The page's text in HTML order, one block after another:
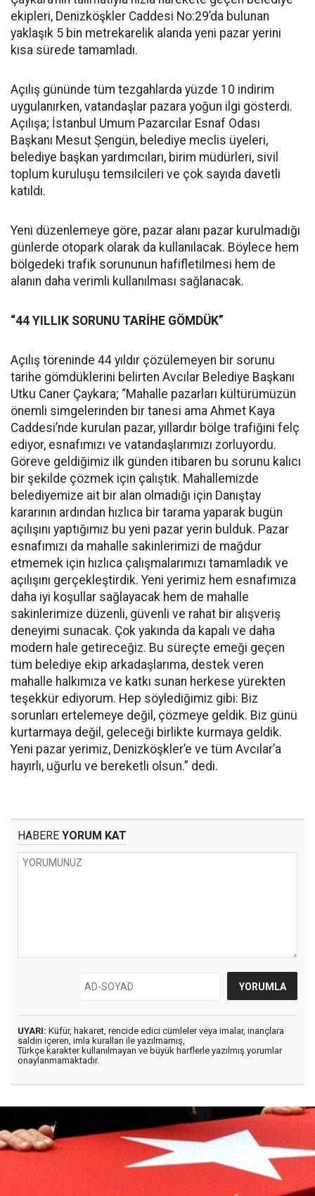
ekipleri, Denizköşkler Caddesi No:29’da bulunan
yaklaşık 5 bin metrekarelik alanda yeni pazar yerini
kısa sürede tamamladı.
Açılış gününde tüm tezgahlarda yüzde 10 indirim
uygulanırken, vatandaşlar pazara yoğun ilgi gösterdi.
Açılışa; İstanbul Umum Pazarcılar Esnaf Odası
Başkanı Mesut Şengün, belediye meclis üyeleri,
belediye başkan yardımcıları, birim müdürleri, sivil
toplum kuruluşu temsilcileri ve çok sayıda davetli
katıldı.
Yeni düzenlemeye göre, pazar alanı pazar kurulmadığı
günlerde otopark olarak da kullanılacak. Böylece hem
bölgedeki trafik sorununun hafifletilmesi hem de
alanın daha verimli kullanılması sağlanacak.
“44 YILLIK SORUNU TARİHE GÖMDÜK”
Açılış töreninde 44 yıldır çözülemeyen bir sorunu
tarihe gömdüklerini belirten Avcılar Belediye Başkanı
Utku Caner Çaykara; “Mahalle pazarları kültürümüzün
önemli simgelerinden bir tanesi ama Ahmet Kaya
Caddesi’nde kurulan pazar, yıllardır bölge trafiğini felç
ediyor, esnafımızı ve vatandaşlarımızı zorluyordu.
Göreve geldiğimiz ilk günden itibaren bu sorunu kalıcı
bir şekilde çözmek için çalıştık. Mahallemizde
belediyemize ait bir alan olmadığı için Danıştay
kararının ardından hızlıca bir tarama yaparak bugün
açılışını yaptığımız bu yeni pazar yerin bulduk. Pazar
esnafımızı da mahalle sakinlerimizi de mağdur
etmemek için hızlıca çalışmalarımızı tamamladık ve
açılışını gerçekleştirdik. Yeni yerimiz hem esnafımıza
daha iyi koşullar sağlayacak hem de mahalle
sakinlerimize düzenli, güvenli ve rahat bir alışveriş
deneyimi sunacak. Çok yakında da kapalı ve daha
modern hale getireceğiz. Bu süreçte emeği geçen
tüm belediye ekip arkadaşlarıma, destek veren
mahalle halkımıza ve katkı sunan herkese yürekten
teşekkür ediyorum. Hep söylediğimiz gibi: Biz
sorunları ertelemeye değil, çözmeye geldik. Biz günü
kurtarmaya değil, geleceği birlikte kurmaya geldik.
Yeni pazar yerimiz, Denizköşkler’e ve tüm Avcılar’a
hayırlı, uğurlu ve bereketli olsun.” dedi.
HABERE YORUM KAT
UYARI: Küfür, hakaret, rencide edici cümleler veya imalar, inançlara
saldırı içeren, imla kuralları ile yazılmamış,
Türkçe karakter kullanılmayan ve büyük harflerle yazılmış yorumlar
onaylanmamaktadır.